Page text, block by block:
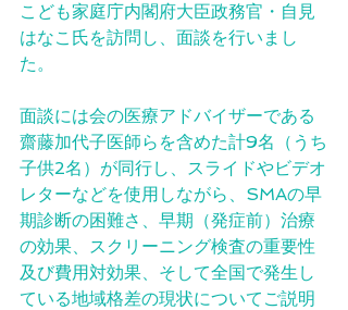
こども家庭庁内閣府大臣政務官・自見
はなこ氏を訪問し、面談を行いまし
た。
面談には会の医療アドバイザーである
齋藤加代子医師らを含めた計9名（うち
子供2名）が同行し、スライドやビデオ
レターなどを使用しながら、SMAの早
期診断の困難さ、早期（発症前）治療
の効果、スクリーニング検査の重要性
及び費用対効果、そして全国で発生し
ている地域格差の現状についてご説明